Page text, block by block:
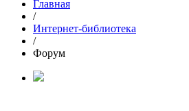
Главная
/
Интернет-библиотека
/
Форум